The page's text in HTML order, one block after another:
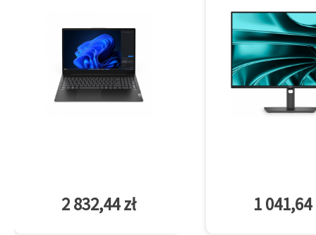
2 832,44 zł 1 041,64